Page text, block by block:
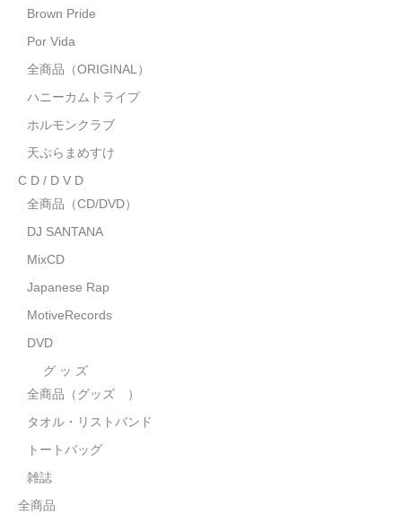
Japanese Rap
MotiveRecords
グ ッ ズ
タオル・リストバンド
トートバッグ
全商品
Brown Pride
Por Vida
全商品（ORIGINAL）
ハニーカムトライプ
ホルモンクラブ
天ぷらまめすけ
C D / D V D
全商品（CD/DVD）
DJ SANTANA
MixCD
Japanese Rap
MotiveRecords
DVD
グ ッ ズ
全商品（グッズ ）
タオル・リストバンド
トートバッグ
雑誌
全商品